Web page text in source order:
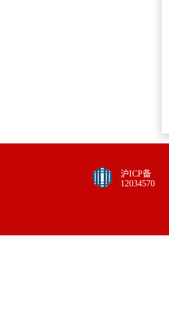
沪ICP备
12034570